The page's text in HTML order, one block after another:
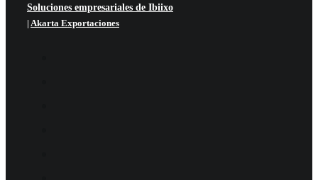
Soluciones empresariales de Ibiixo
| Akarta Exportaciones